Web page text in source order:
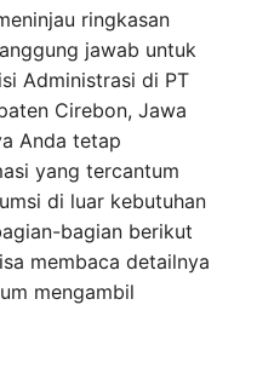
ringkasan
jawab untuk
Administrasi di PT
Cirebon, Jawa
Anda tetap
yang tercantum
di luar kebutuhan
bagian berikut
membaca detailnya
mengambil